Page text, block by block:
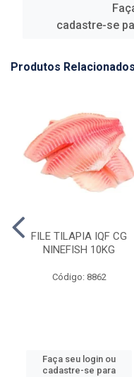
cadastre-se
Produtos Relacionados
FILE TILAPIA IQF CG
NINEFISH 10KG
Código: 8862
Faça seu login ou
cadastre-se para